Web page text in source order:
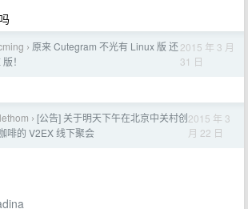
› 原来 Cutegram 不光有 Linux 版 还
！
2015 年 3 月
31 日
› [公告] 关于明天下午在北京中关村创
啡的 V2EX 线下聚会
2015 年 3
月 22 日